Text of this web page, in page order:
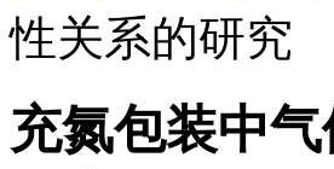
性关系的研究
充氮包装中